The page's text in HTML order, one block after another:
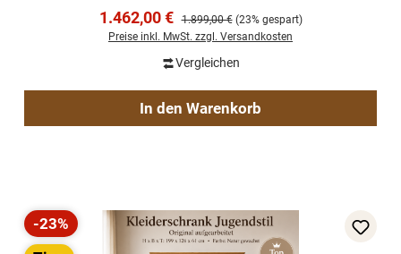
Verkaufspreis:
1.462,00 € Regulärer Preis:
1.899,00 € (23% gespart)
Preise inkl. MwSt. zzgl. Versandkosten
Vergleichen
In den Warenkorb
Rabatt
-23%